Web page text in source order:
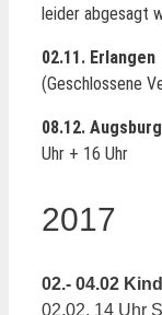
leider abgesagt
02.11. Erlangen
(Geschlossene
08.12. Augsburg
Uhr + 16 Uhr
2017
02.- 04.02
02.02. 14 Uhr